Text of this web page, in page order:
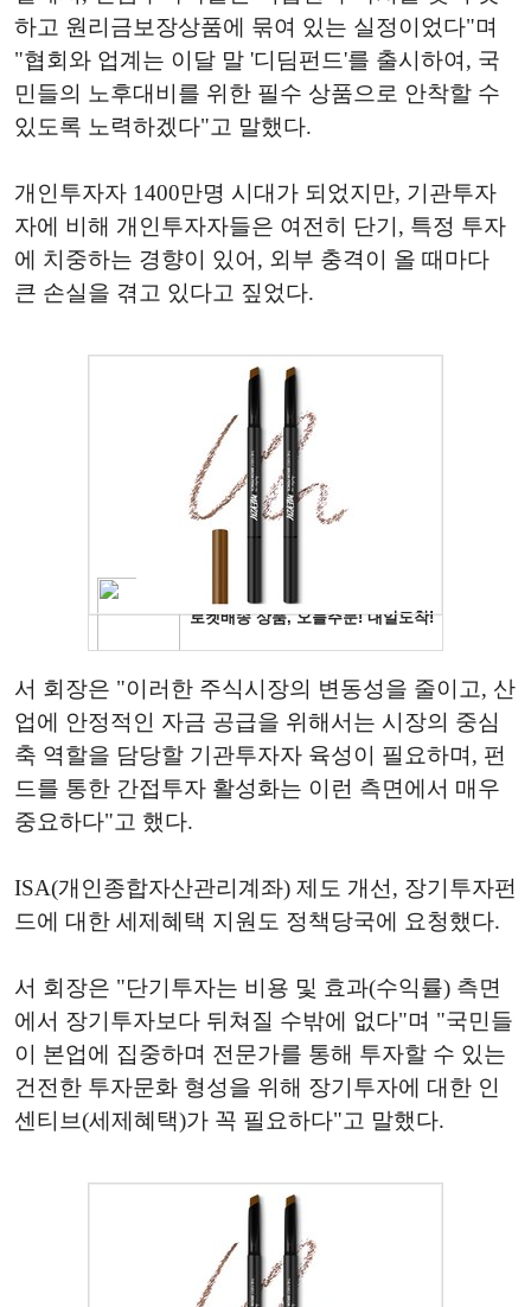
하고 원리금보장상품에 묶여 있는 실정이었다"며
"협회와 업계는 이달 말 '디딤펀드'를 출시하여, 국
민들의 노후대비를 위한 필수 상품으로 안착할 수
있도록 노력하겠다"고 말했다.
개인투자자 1400만명 시대가 되었지만, 기관투자
자에 비해 개인투자자들은 여전히 단기, 특정 투자
에 치중하는 경향이 있어, 외부 충격이 올 때마다
큰 손실을 겪고 있다고 짚었다.
서 회장은 "이러한 주식시장의 변동성을 줄이고, 산
업에 안정적인 자금 공급을 위해서는 시장의 중심
축 역할을 담당할 기관투자자 육성이 필요하며, 펀
드를 통한 간접투자 활성화는 이런 측면에서 매우
중요하다"고 했다.
ISA(개인종합자산관리계좌) 제도 개선, 장기투자펀
드에 대한 세제혜택 지원도 정책당국에 요청했다.
서 회장은 "단기투자는 비용 및 효과(수익률) 측면
에서 장기투자보다 뒤쳐질 수밖에 없다"며 "국민들
이 본업에 집중하며 전문가를 통해 투자할 수 있는
건전한 투자문화 형성을 위해 장기투자에 대한 인
센티브(세제혜택)가 꼭 필요하다"고 말했다.